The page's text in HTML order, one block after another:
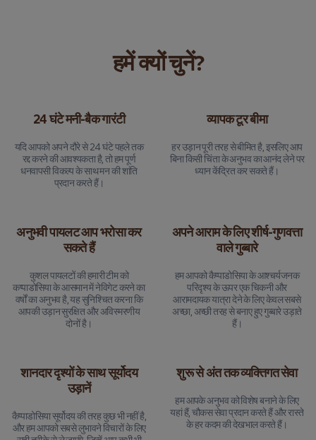
हमें क्यों चुनें?
24 घंटे मनी-बैक गारंटी
यदि आपको अपने दौरे से 24 घंटे पहले तक
रद्द करने की आवश्यकता है, तो हम पूर्ण
धनवापसी विकल्प के साथ मन की शांति
प्रदान करते हैं।
व्यापक टूर बीमा
हर उड़ान पूरी तरह से बीमित है, इसलिए आप
बिना किसी चिंता के अनुभव का आनंद लेने पर
ध्यान केंद्रित कर सकते हैं।
अनुभवी पायलट आप भरोसा कर
सकते हैं
कुशल पायलटों की हमारी टीम को
कप्पाडोसिया के आसमान में नेविगेट करने का
वर्षों का अनुभव है, यह सुनिश्चित करना कि
आपकी उड़ान सुरक्षित और अविस्मरणीय
दोनों है।
अपने आराम के लिए शीर्ष-गुणवत्ता
वाले गुब्बारे
हम आपको कैप्पाडोसिया के आश्चर्यजनक
परिदृश्य के ऊपर एक चिकनी और
आरामदायक यात्रा देने के लिए केवल सबसे
अच्छा, अच्छी तरह से बनाए हुए गुब्बारे उड़ाते
हैं।
शानदार दृश्यों के साथ सूर्योदय
उड़ानें
कैप्पाडोसिया सूर्योदय की तरह कुछ भी नहीं है,
और हम आपको सबसे लुभावने विचारों के लिए
शुरू से अंत तक व्यक्तिगत सेवा
हम आपके अनुभव को विशेष बनाने के लिए
यहां हैं, चौकस सेवा प्रदान करते हैं और रास्ते
के हर कदम की देखभाल करते हैं।